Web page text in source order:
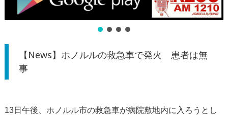
【News】ホノルルの救急車で発火 患者は無
事
13日午後、ホノルル市の救急車が病院敷地内に入ろうとし